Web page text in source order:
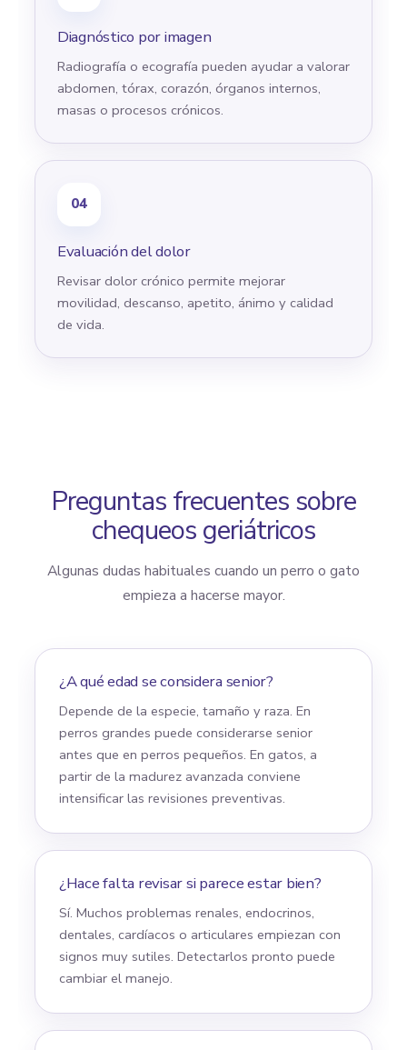
Diagnóstico por imagen
Radiografía o ecografía pueden ayudar a valorar
abdomen, tórax, corazón, órganos internos,
masas o procesos crónicos.
04
Evaluación del dolor
Revisar dolor crónico permite mejorar
movilidad, descanso, apetito, ánimo y calidad
de vida.
Preguntas frecuentes sobre
chequeos geriátricos
Algunas dudas habituales cuando un perro o gato
empieza a hacerse mayor.
¿A qué edad se considera senior?
Depende de la especie, tamaño y raza. En
perros grandes puede considerarse senior
antes que en perros pequeños. En gatos, a
partir de la madurez avanzada conviene
intensificar las revisiones preventivas.
¿Hace falta revisar si parece estar bien?
Sí. Muchos problemas renales, endocrinos,
dentales, cardíacos o articulares empiezan con
signos muy sutiles. Detectarlos pronto puede
cambiar el manejo.